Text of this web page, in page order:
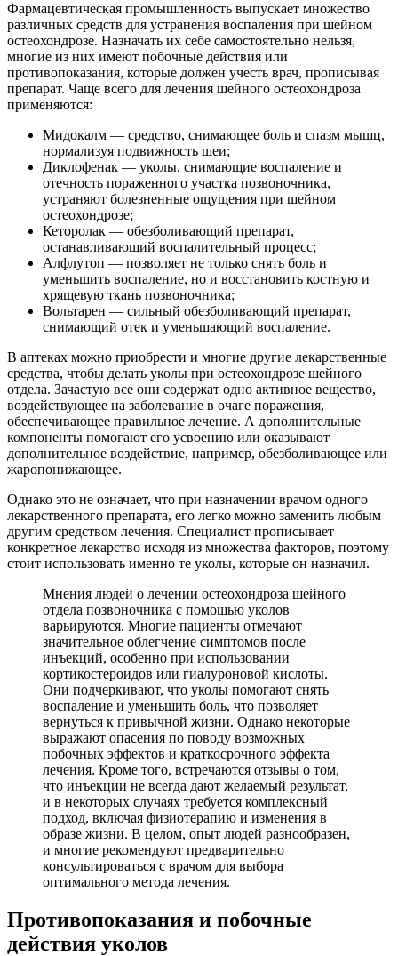
Фармацевтическая промышленность выпускает множество
различных средств для устранения воспаления при шейном
остеохондрозе. Назначать их себе самостоятельно нельзя,
многие из них имеют побочные действия или
противопоказания, которые должен учесть врач, прописывая
препарат. Чаще всего для лечения шейного остеохондроза
применяются:
Мидокалм — средство, снимающее боль и спазм мышц,
нормализуя подвижность шеи;
Диклофенак — уколы, снимающие воспаление и
отечность пораженного участка позвоночника,
устраняют болезненные ощущения при шейном
остеохондрозе;
Кеторолак — обезболивающий препарат,
останавливающий воспалительный процесс;
Алфлутоп — позволяет не только снять боль и
уменьшить воспаление, но и восстановить костную и
хрящевую ткань позвоночника;
Вольтарен — сильный обезболивающий препарат,
снимающий отек и уменьшающий воспаление.
В аптеках можно приобрести и многие другие лекарственные
средства, чтобы делать уколы при остеохондрозе шейного
отдела. Зачастую все они содержат одно активное вещество,
воздействующее на заболевание в очаге поражения,
обеспечивающее правильное лечение. А дополнительные
компоненты помогают его усвоению или оказывают
дополнительное воздействие, например, обезболивающее или
жаропонижающее.
Однако это не означает, что при назначении врачом одного
лекарственного препарата, его легко можно заменить любым
другим средством лечения. Специалист прописывает
конкретное лекарство исходя из множества факторов, поэтому
стоит использовать именно те уколы, которые он назначил.
Мнения людей о лечении остеохондроза шейного
отдела позвоночника с помощью уколов
варьируются. Многие пациенты отмечают
значительное облегчение симптомов после
инъекций, особенно при использовании
кортикостероидов или гиалуроновой кислоты.
Они подчеркивают, что уколы помогают снять
воспаление и уменьшить боль, что позволяет
вернуться к привычной жизни. Однако некоторые
выражают опасения по поводу возможных
побочных эффектов и краткосрочного эффекта
лечения. Кроме того, встречаются отзывы о том,
что инъекции не всегда дают желаемый результат,
и в некоторых случаях требуется комплексный
подход, включая физиотерапию и изменения в
образе жизни. В целом, опыт людей разнообразен,
и многие рекомендуют предварительно
консультироваться с врачом для выбора
оптимального метода лечения.
Противопоказания и побочные
действия уколов